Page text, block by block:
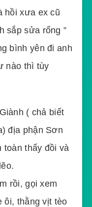
hồi xưa ex cũ
sắp sửa rống ”
bình yên đi anh
nào thì tùy
( chả biết
địa phận Sơn
toàn thấy đồi và
rồi, gọi xem
ôi, thằng vịt tèo